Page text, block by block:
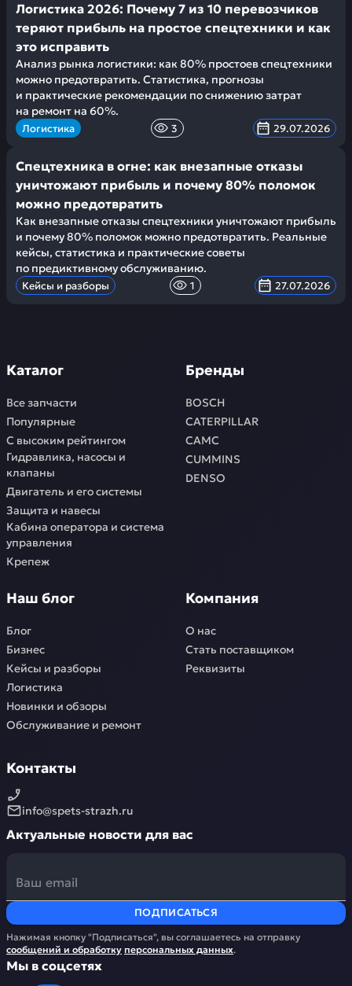
Логистика 2026: Почему 7 из 10 перевозчиков
теряют прибыль на простое спецтехники и как
это исправить
Анализ рынка логистики: как 80% простоев спецтехники
можно предотвратить. Статистика, прогнозы
и практические рекомендации по снижению затрат
на ремонт на 60%.
Логистика 3 29.07.2026
Спецтехника в огне: как внезапные отказы
уничтожают прибыль и почему 80% поломок
можно предотвратить
Как внезапные отказы спецтехники уничтожают прибыль
и почему 80% поломок можно предотвратить. Реальные
кейсы, статистика и практические советы
по предиктивному обслуживанию.
Кейсы и разборы 1 27.07.2026
Каталог
Все запчасти
Популярные
С высоким рейтингом
Гидравлика, насосы и
клапаны
Двигатель и его системы
Защита и навесы
Кабина оператора и система
управления
Крепеж
Бренды
BOSCH
CATERPILLAR
CAMC
CUMMINS
DENSO
Наш блог
Блог
Бизнес
Кейсы и разборы
Логистика
Новинки и обзоры
Обслуживание и ремонт
Компания
О нас
Стать поставщиком
Реквизиты
Контакты
info@spets-strazh.ru
Актуальные новости для вас
ПОДПИСАТЬСЯ
Нажимая кнопку "Подписаться", вы соглашаетесь на отправку
сообщений и обработку персональных данных.
Мы в соцсетях